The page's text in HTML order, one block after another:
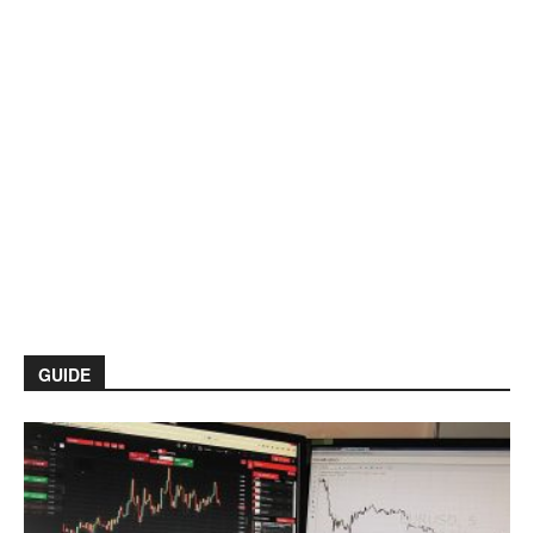
GUIDE